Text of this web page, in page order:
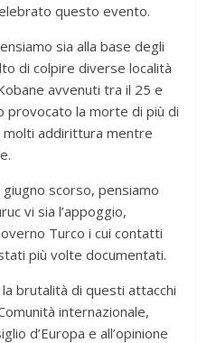
questo evento.
sia alla base degli
di colpire diverse località
avvenuti tra il 25 e
provocato la morte di più di
molti addirittura mentre
scorso, pensiamo
vi sia l’appoggio,
Turco i cui contatti
più volte documentati.
brutalità di questi attacchi
internazionale,
d’Europa e all’opinione